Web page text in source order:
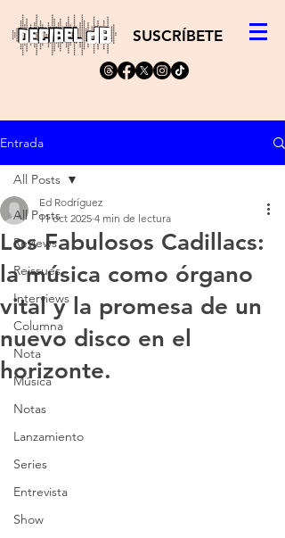
SUSCRÍBETE
Entrada
All Posts
Reviews
Reissues
Interviews
Columna
Nota
Música
Notas
Lanzamiento
Series
Entrevista
Show
All Posts
Los Fabulosos Cadillacs:
la música como órgano
vital y la promesa de un
nuevo disco en el
horizonte.
Ed Rodríguez
11 oct 2025 4 min de lectura